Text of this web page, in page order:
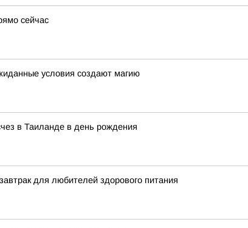
сейчас
условия создают магию
в Таиланде в день рождения
для любителей здорового питания